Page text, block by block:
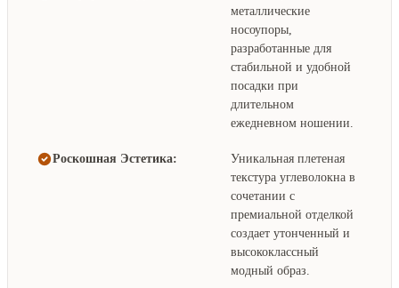
металлические
носоупоры,
разработанные для
стабильной и удобной
посадки при
длительном
ежедневном ношении.
Роскошная Эстетика:
Уникальная плетеная
текстура углеволокна в
сочетании с
премиальной отделкой
создает утонченный и
высококлассный
модный образ.